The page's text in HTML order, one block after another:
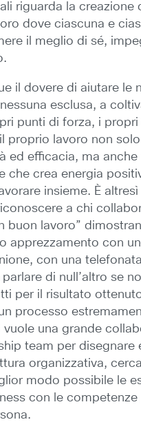
riguarda la creazione
dove ciascuna e
il meglio di sé,
il dovere di aiutare le
esclusa, a
punti di forza, i
proprio lavoro non
ed efficacia, ma anche
che crea energia
insieme. È altresì
a chi
buon lavoro”
apprezzamento con
con una
di null’altro se
per il risultato
processo
una grande
team per disegnare
organizzativa,
modo possibile le
con le competenze